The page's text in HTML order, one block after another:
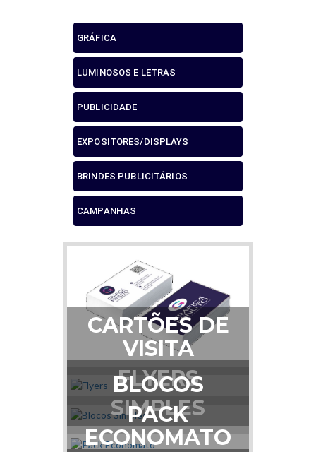
GRÁFICA
LUMINOSOS E LETRAS
PUBLICIDADE
EXPOSITORES/DISPLAYS
BRINDES PUBLICITÁRIOS
CAMPANHAS
CARTÕES DE
VISITA
FLYERS
BLOCOS
SIMPLES
PACK
ECONOMATO